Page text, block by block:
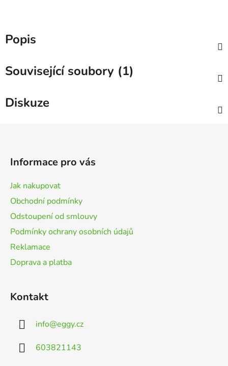
Popis
Související soubory (1)
Diskuze
Informace pro vás
Jak nakupovat
Obchodní podmínky
Odstoupení od smlouvy
Podmínky ochrany osobních údajů
Reklamace
Doprava a platba
Kontakt
info@eggy.cz
603821143